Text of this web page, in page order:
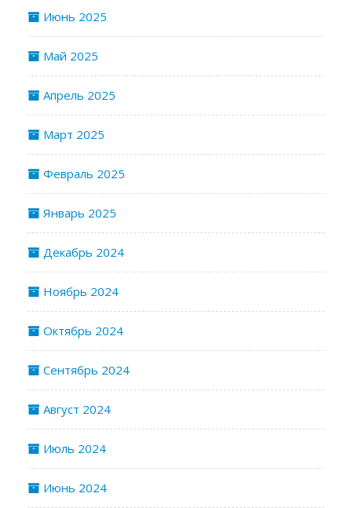
Июнь 2025
Май 2025
Апрель 2025
Март 2025
Февраль 2025
Январь 2025
Декабрь 2024
Ноябрь 2024
Октябрь 2024
Сентябрь 2024
Август 2024
Июль 2024
Июнь 2024